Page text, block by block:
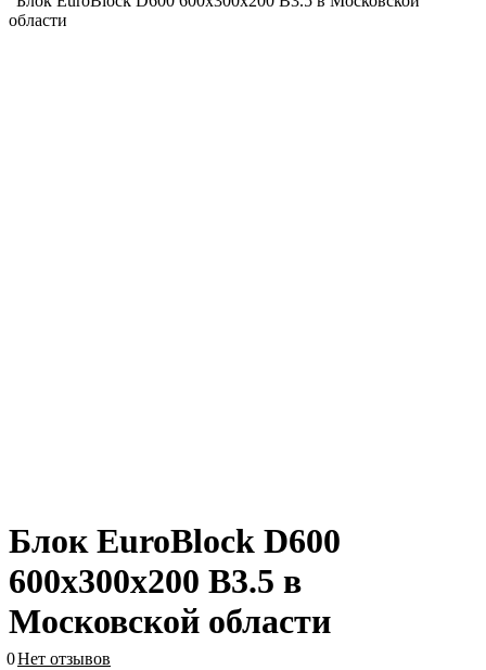
области
Блок EuroBlock D600
600х300х200 В3.5 в
Московской области
0Нет отзывов